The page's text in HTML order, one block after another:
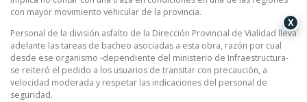
con mayor movimiento vehicular de la provincia.
Personal de la división asfalto de la Dirección Provincial de Vialidad lleva
adelante las tareas de bacheo asociadas a esta obra, razón por cual
desde ese organismo -dependiente del ministerio de Infraestructura-
se reiteró el pedido a los usuarios de transitar con precaución, a
velocidad moderada y respetar las indicaciones del personal de
seguridad.
X